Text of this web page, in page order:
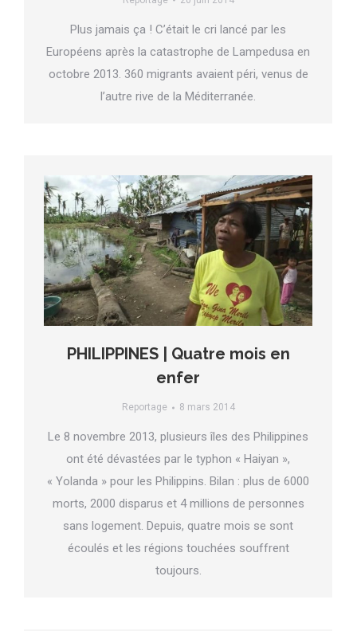
Plus jamais ça ! C’était le cri lancé par les
Européens après la catastrophe de Lampedusa en
octobre 2013. 360 migrants avaient péri, venus de
l’autre rive de la Méditerranée.
PHILIPPINES | Quatre mois en
enfer
Reportage 8 mars 2014
Le 8 novembre 2013, plusieurs îles des Philippines
ont été dévastées par le typhon « Haiyan »,
« Yolanda » pour les Philippins. Bilan : plus de 6000
morts, 2000 disparus et 4 millions de personnes
sans logement. Depuis, quatre mois se sont
écoulés et les régions touchées souffrent
toujours.